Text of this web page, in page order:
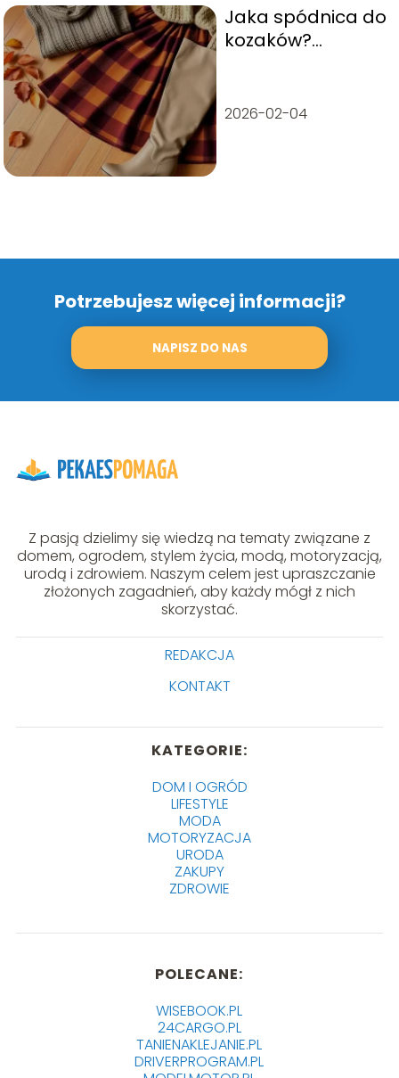
Jaka spódnica do
kozaków?
musisz znać
2026-02-04
Potrzebujesz więcej informacji?
NAPISZ DO NAS
Z pasją dzielimy się wiedzą na tematy związane z
domem, ogrodem, stylem życia, modą, motoryzacją,
urodą i zdrowiem. Naszym celem jest upraszczanie
złożonych zagadnień, aby każdy mógł z nich
skorzystać.
REDAKCJA
KONTAKT
KATEGORIE:
DOM I OGRÓD
LIFESTYLE
MODA
MOTORYZACJA
URODA
ZAKUPY
ZDROWIE
POLECANE:
WISEBOOK.PL
24CARGO.PL
TANIENAKLEJANIE.PL
DRIVERPROGRAM.PL